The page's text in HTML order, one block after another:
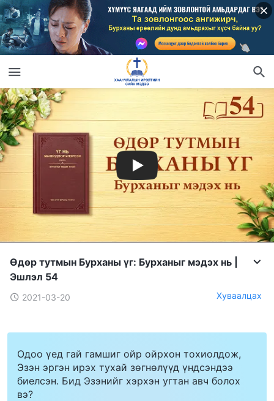
Өдөр тутмын Бурханы үг: Бурханыг мэдэх нь |
Эшлэл 54
2021-03-20 Хуваалцах
Одоо үед гай гамшиг ойр ойрхон тохиолдож,
Эзэн эргэн ирэх тухай зөгнөлүүд үндсэндээ
биелсэн. Бид Эзэнийг хэрхэн угтан авч болох
вэ?